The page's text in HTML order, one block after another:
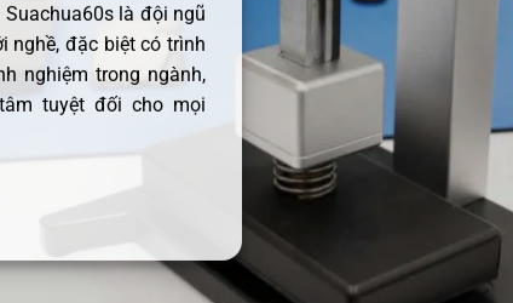
là đội ngũ
nghề, đặc biệt có trình
nghiệm trong ngành,
tuyệt đối cho mọi